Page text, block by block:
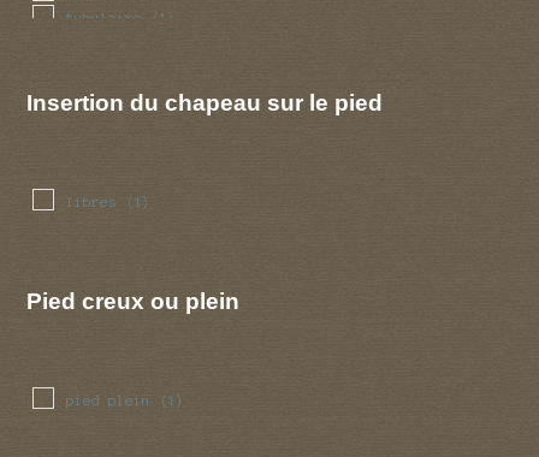
tubulaire (1)
Insertion du chapeau sur le pied
libres (1)
Pied creux ou plein
pied plein (1)